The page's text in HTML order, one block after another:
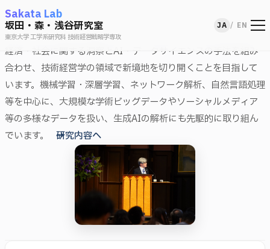
Sakata Lab
坂田・森・浅谷研究室
東京大学 工学系研究科 技術経営戦略学専攻
JA / EN
経済・社会に関する洞察とAI・データサイエンスの手法を組み
合わせ、技術経営学の領域で新境地を切り開くことを目指して
います。機械学習・深層学習、ネットワーク解析、自然言語処理
等を中心に、大規模な学術ビッグデータやソーシャルメディア
等の多様なデータを扱い、生成AIの解析にも先駆的に取り組ん
でいます。
→研究内容へ